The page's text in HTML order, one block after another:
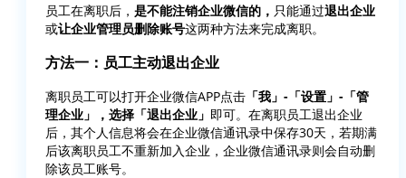
员工在离职后， 是不能注销企业微信的， 只能通过退出企业
或让企业管理员删除账号这两种方法来完成离职。
方法一：员工主动退出企业
离职员工可以打开企业微信APP点击 「我」-「设置」-「管
理企业」，选择「退出企业」 即可。在离职员工退出企业
后，其个人信息将会在企业微信通讯录中保存30天，若期满
后该离职员工不重新加入企业，企业微信通讯录则会自动删
除该员工账号。